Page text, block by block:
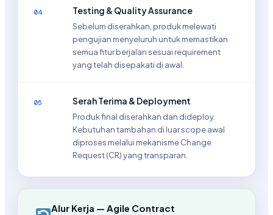
04 Testing & Quality Assurance
Sebelum diserahkan, produk melewati
pengujian menyeluruh untuk memastikan
semua fitur berjalan sesuai requirement
yang telah disepakati di awal.
05 Serah Terima & Deployment
Produk final diserahkan dan dideploy.
Kebutuhan tambahan di luar scope awal
diproses melalui mekanisme Change
Request (CR) yang transparan.
Alur Kerja — Agile Contract